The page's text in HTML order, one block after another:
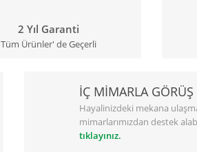
2 Yıl Garanti
Tüm Ürünler' de Geçerli
İÇ MİMARLA GÖRÜŞ
Hayalinizdeki mekana
mimarlarımızdan destek
tıklayınız.